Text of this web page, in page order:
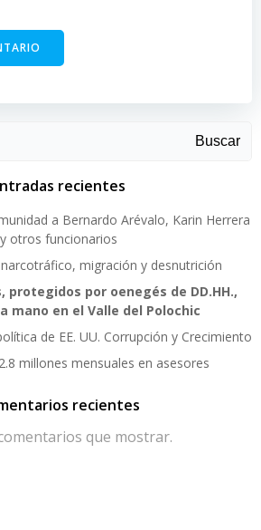
Buscar
recientes
a Bernardo Arévalo, Karin Herrera
y otros funcionarios
migración y desnutrición
protegidos por oenegés de DD.HH.,
mano en el Valle del Polochic
de EE. UU. Corrupción y Crecimiento
millones mensuales en asesores
recientes
que mostrar.